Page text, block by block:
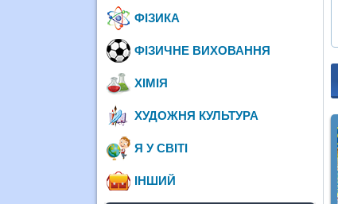
ФІЗИКА
ФІЗИЧНЕ ВИХОВАННЯ
ХІМІЯ
ХУДОЖНЯ КУЛЬТУРА
Я У СВІТІ
ІНШИЙ